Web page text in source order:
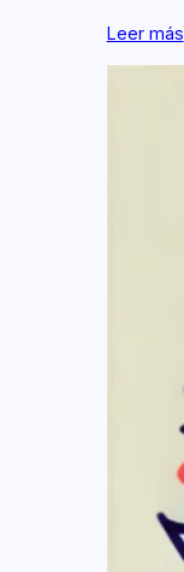
Leer más